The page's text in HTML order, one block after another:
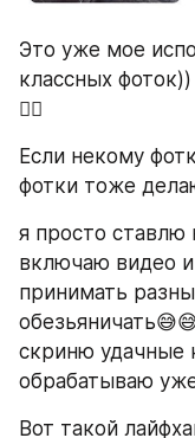
Это уже мое
классных
👆🏻
Если некому
фотки тоже
я просто ставлю
включаю видео
принимать
скриню
обрабатываю
Вот такой